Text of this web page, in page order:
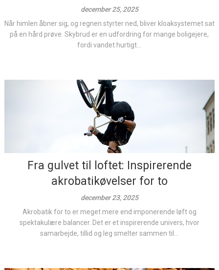
december 25, 2025
Når himlen åbner sig, og regnen styrter ned, bliver kloaksystemet sat
på en hård prøve. Skybrud er en udfordring for mange boligejere,
fordi vandet hurtigt...
Fra gulvet til loftet: Inspirerende
akrobatikøvelser for to
december 23, 2025
Akrobatik for to er meget mere end imponerende løft og
spektakulære balancer. Det er et inspirerende univers, hvor
samarbejde, tillid og leg smelter sammen til...